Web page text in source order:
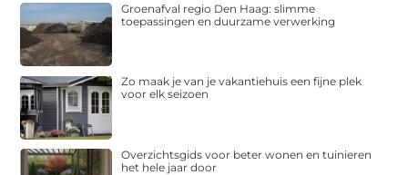
Groenafval regio Den Haag: slimme
toepassingen en duurzame verwerking
Zo maak je van je vakantiehuis een fijne plek
voor elk seizoen
Overzichtsgids voor beter wonen en tuinieren
het hele jaar door